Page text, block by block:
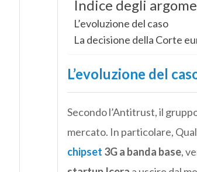
Indice degli
L’evoluzione del caso
La decisione della Corte
L’evoluzione del
Secondo l’Antitrust, il
mercato. In particolare,
chipset 3G a banda base,